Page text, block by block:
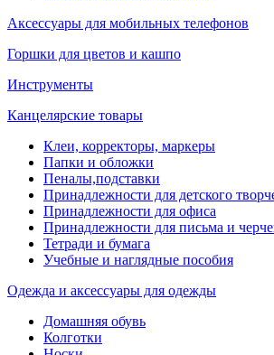
Аксессуары для мобильных телефонов
Горшки для цветов и кашпо
Инструменты
Канцелярские товары
Клеи, корректоры, маркеры
Папки и обложки
Пеналы,подставки
Принадлежности для детского
Принадлежности для офиса
Принадлежности для письма и
Тетради и бумага
Учебные и наглядные пособия
Одежда и аксессуары для одежды
Домашняя обувь
Колготки